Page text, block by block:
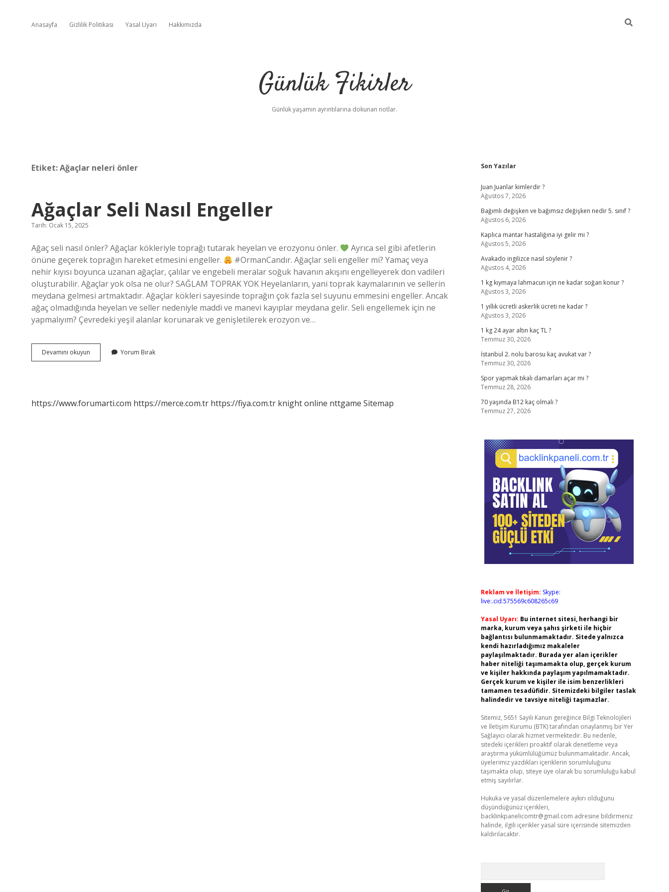
Anasayfa Gizlilik Politikası Yasal Uyarı Hakkımızda
Günlük Fikirler
Günlük yaşamın ayrıntılarına dokunan notlar.
Etiket:Ağaçlar neleri önler
Ağaçlar Seli Nasıl Engeller
Tarih: Ocak 15, 2025
Ağaç seli nasıl önler? Ağaçlar kökleriyle toprağı tutarak heyelan ve erozyonu önler.
Ayrıca sel gibi afetlerin
önüne geçerek toprağın hareket etmesini engeller.
#OrmanCandır. Ağaçlar seli engeller mi? Yamaç veya
nehir kıyısı boyunca uzanan ağaçlar, çalılar ve engebeli meralar soğuk havanın akışını engelleyerek don vadileri
oluşturabilir. Ağaçlar yok olsa ne olur? SAĞLAM TOPRAK YOK Heyelanların, yani toprak kaymalarının ve sellerin
meydana gelmesi artmaktadır. Ağaçlar kökleri sayesinde toprağın çok fazla sel suyunu emmesini engeller. Ancak
ağaç olmadığında heyelan ve seller nedeniyle maddi ve manevi kayıplar meydana gelir. Seli engellemek için ne
yapmalıyım? Çevredeki yeşil alanlar korunarak ve genişletilerek erozyon ve…
Devamını okuyun
Seli
Yorum Bırak
https://www.forumarti.com https://merce.com.tr https://fiya.com.tr knight online nttgame Sitemap
Sidebar
Son Yazılar
Juan Juanlar kimlerdir ?
Ağustos 7, 2026
Bağımlı değişken ve bağımsız değişken nedir 5. sınıf ?
Ağustos 6, 2026
Kaplıca mantar hastalığına iyi gelir mi ?
Ağustos 5, 2026
Avakado ingilizce nasıl söylenir ?
Ağustos 4, 2026
1 kg kıymaya lahmacun için ne kadar soğan konur ?
Ağustos 3, 2026
1 yıllık ücretli askerlik ücreti ne kadar ?
Ağustos 3, 2026
1 kg 24 ayar altın kaç TL ?
Temmuz 30, 2026
İstanbul 2. nolu barosu kaç avukat var ?
Temmuz 30, 2026
Spor yapmak tıkalı damarları açar mı ?
Temmuz 28, 2026
70 yaşında B12 kaç olmalı ?
Temmuz 27, 2026
Reklam ve İletişim: Skype:
live:.cid.575569c608265c69
Yasal Uyarı: Bu internet sitesi, herhangi bir
marka, kurum veya şahıs şirketi ile hiçbir
bağlantısı bulunmamaktadır. Sitede yalnızca
kendi hazırladığımız makaleler
paylaşılmaktadır. Burada yer alan içerikler
haber niteliği taşımamakta olup, gerçek kurum
ve kişiler hakkında paylaşım yapılmamaktadır.
Gerçek kurum ve kişiler ile isim benzerlikleri
tamamen tesadüfidir. Sitemizdeki bilgiler taslak
halindedir ve tavsiye niteliği taşımazlar.
Sitemiz, 5651 Sayılı Kanun gereğince Bilgi Teknolojileri
ve İletişim Kurumu (BTK) tarafından onaylanmış bir Yer
Sağlayıcı olarak hizmet vermektedir. Bu nedenle,
sitedeki içerikleri proaktif olarak denetleme veya
araştırma yükümlülüğümüz bulunmamaktadır. Ancak,
üyelerimiz yazdıkları içeriklerin sorumluluğunu
taşımakta olup, siteye üye olarak bu sorumluluğu kabul
etmiş sayılırlar.
Hukuka ve yasal düzenlemelere aykırı olduğunu
düşündüğünüz içerikleri,
backlinkpanelicomtr@gmail.com adresine bildirmeniz
halinde, ilgili içerikler yasal süre içerisinde sitemizden
kaldırılacaktır.